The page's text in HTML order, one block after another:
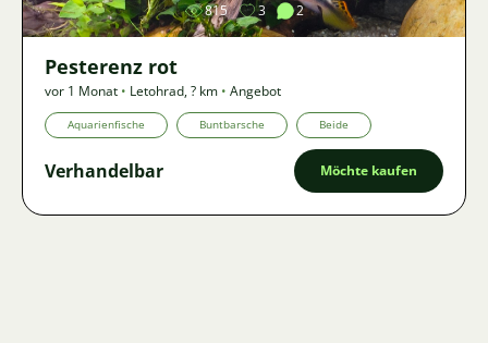
815 3 2
Pesterenz rot
vor 1 Monat • Letohrad,? km • Angebot
Aquarienfische Buntbarsche Beide
Verhandelbar Möchte kaufen